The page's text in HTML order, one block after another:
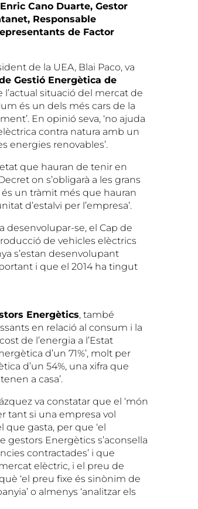
Cano Duarte, Gestor
Responsable
de Factor
de la UEA, Blai Paco, va
Gestió Energètica de
l’actual situació del mercat de
és un dels més cars de la
En opinió seva, ‘no ajuda
contra natura amb un
energies renovables’.
que hauran de tenir en
on s’obligarà a les grans
un tràmit més que hauran
d’estalvi per l’empresa’.
desenvolupar-se, el Cap de
de vehicles elèctrics
s’estan desenvolupant
i que el 2014 ha tingut
Energètics, també
en relació al consum i la
de l’energia a l’Estat
d’un 71%’, molt per
d’un 54%, una xifra que
a casa’.
va constatar que el ‘món
tant si una empresa vol
gasta, per que ‘el
gestors Energètics s’aconsella
contractades’ i que
elèctric, i el preu de
‘el preu fixe és sinònim de
o almenys ‘analitzar els